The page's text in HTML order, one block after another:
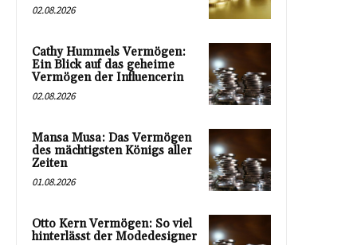
02.08.2026
Cathy Hummels Vermögen:
Ein Blick auf das geheime
Vermögen der Influencerin
02.08.2026
Mansa Musa: Das Vermögen
des mächtigsten Königs aller
Zeiten
01.08.2026
Otto Kern Vermögen: So viel
hinterlässt der Modedesigner